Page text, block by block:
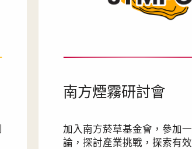
南方煙霧研討會
加入南方菸草基金會，參加
論，探討產業挑戰，探索有